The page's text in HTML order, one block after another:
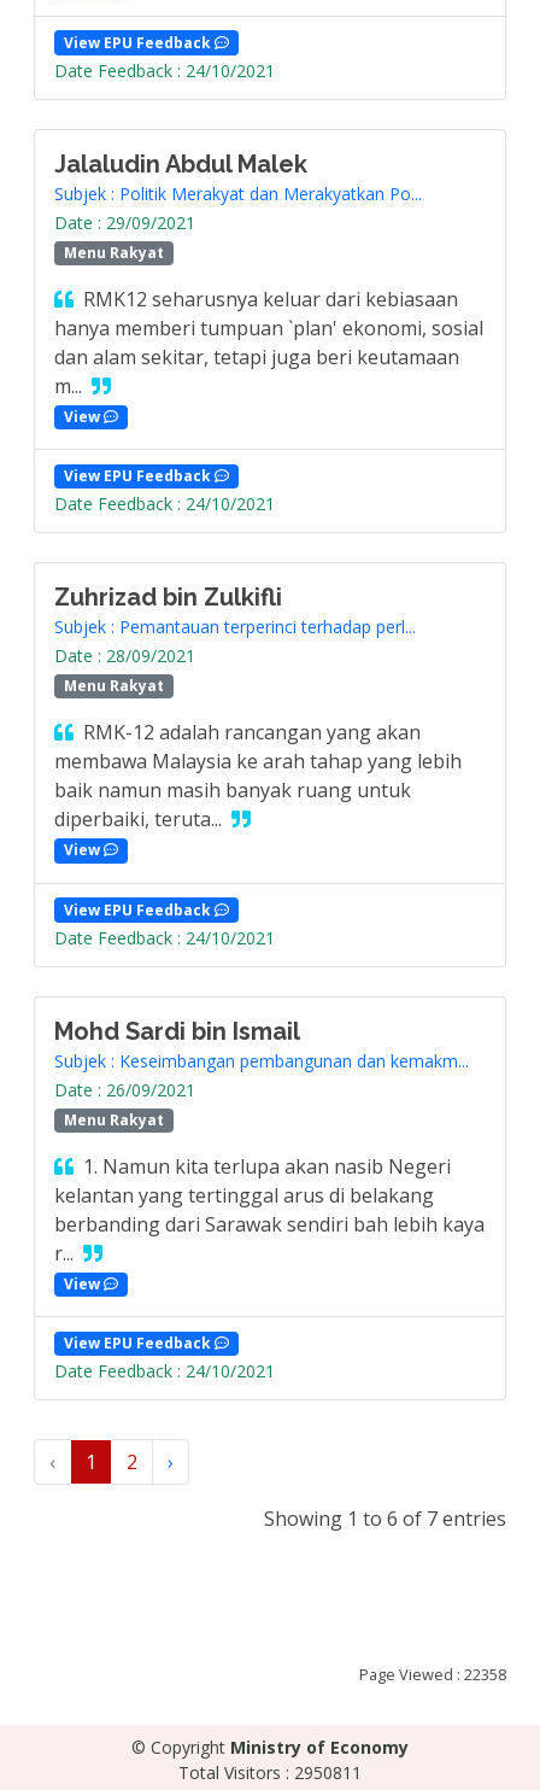
View EPU Feedback
Date Feedback : 24/10/2021
Jalaludin Abdul Malek
Subjek : Politik Merakyat dan Merakyatkan Po...
Date : 29/09/2021
Menu Rakyat
RMK12 seharusnya keluar dari kebiasaan
hanya memberi tumpuan `plan' ekonomi, sosial
dan alam sekitar, tetapi juga beri keutamaan
m...
View
View EPU Feedback
Date Feedback : 24/10/2021
Zuhrizad bin Zulkifli
Subjek : Pemantauan terperinci terhadap perl...
Date : 28/09/2021
Menu Rakyat
RMK-12 adalah rancangan yang akan
membawa Malaysia ke arah tahap yang lebih
baik namun masih banyak ruang untuk
diperbaiki, teruta...
View
View EPU Feedback
Date Feedback : 24/10/2021
Mohd Sardi bin Ismail
Subjek : Keseimbangan pembangunan dan kemakm...
Date : 26/09/2021
Menu Rakyat
1. Namun kita terlupa akan nasib Negeri
kelantan yang tertinggal arus di belakang
berbanding dari Sarawak sendiri bah lebih kaya
r...
View
View EPU Feedback
Date Feedback : 24/10/2021
‹ 1 2 ›
Showing 1 to 6 of 7 entries
Page Viewed : 22358
© Copyright Ministry of Economy
Total Visitors : 2950811